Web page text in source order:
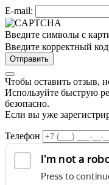
E-mail:
Введите символы с
Введите корректный код
Отправить
Чтобы оставить отзыв,
Используйте быструю
безопасно.
Если вы уже
Телефон